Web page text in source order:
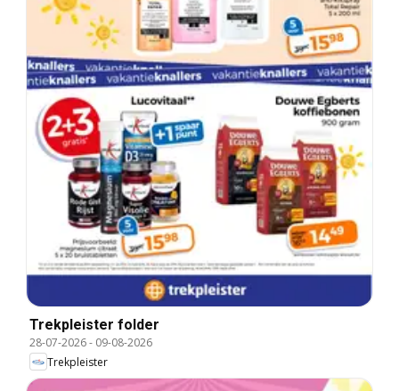
Trekpleister folder
28-07-2026- 09-08-2026
Trekpleister